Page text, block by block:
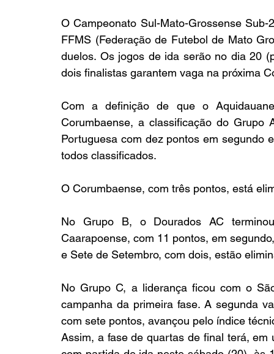
O Campeonato Sul-Mato-Grossense
FFMS (Federação de Futebol de Mato
duelos. Os jogos de ida serão no dia 20
dois finalistas garantem vaga na próxima
Com a definição de que o
Corumbaense, a classificação do
Portuguesa com dez pontos em segundo
todos classificados.
O Corumbaense, com três pontos, está
No Grupo B, o Dourados AC
Caarapoense, com 11 pontos, em
e Sete de Setembro, com dois, estão
No Grupo C, a liderança ficou com o
campanha da primeira fase. A segunda
com sete pontos, avançou pelo índice
Assim, a fase de quartas de final terá,